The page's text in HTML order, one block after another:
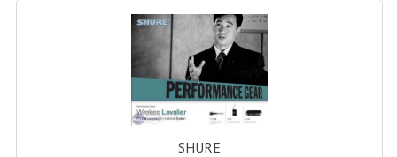
SHURE